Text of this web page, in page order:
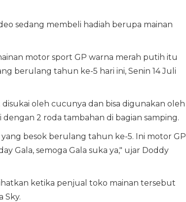
sedang membeli hadiah berupa mainan
motor sport GP warna merah putih itu
berulang tahun ke-5 hari ini, Senin 14 Juli
oleh cucunya dan bisa digunakan oleh
2 roda tambahan di bagian samping.
besok berulang tahun ke-5. Ini motor GP
Gala, semoga Gala suka ya," ujar Doddy
ketika penjual toko mainan tersebut
Sky.